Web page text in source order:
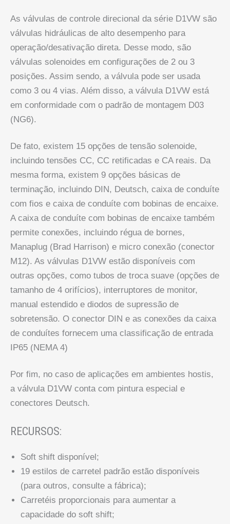
As válvulas de controle direcional da série D1VW são
válvulas hidráulicas de alto desempenho para
operação/desativação direta. Desse modo, são
válvulas solenoides em configurações de 2 ou 3
posições. Assim sendo, a válvula pode ser usada
como 3 ou 4 vias. Além disso, a válvula D1VW está
em conformidade com o padrão de montagem D03
(NG6).
De fato, existem 15 opções de tensão solenoide,
incluindo tensões CC, CC retificadas e CA reais. Da
mesma forma, existem 9 opções básicas de
terminação, incluindo DIN, Deutsch, caixa de conduíte
com fios e caixa de conduíte com bobinas de encaixe.
A caixa de conduíte com bobinas de encaixe também
permite conexões, incluindo régua de bornes,
Manaplug (Brad Harrison) e micro conexão (conector
M12). As válvulas D1VW estão disponíveis com
outras opções, como tubos de troca suave (opções de
tamanho de 4 orifícios), interruptores de monitor,
manual estendido e diodos de supressão de
sobretensão. O conector DIN e as conexões da caixa
de conduítes fornecem uma classificação de entrada
IP65 (NEMA 4)
Por fim, no caso de aplicações em ambientes hostis,
a válvula D1VW conta com pintura especial e
conectores Deutsch.
RECURSOS:
Soft shift disponível;
19 estilos de carretel padrão estão disponíveis
(para outros, consulte a fábrica);
Carretéis proporcionais para aumentar a
capacidade do soft shift;